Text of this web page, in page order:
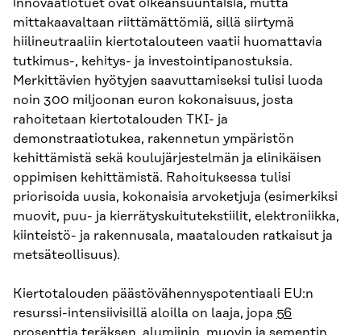
innovaatiotuet ovat oikeansuuntaisia, mutta
mittakaavaltaan riittämättömiä, sillä siirtymä
hiilineutraaliin kiertotalouteen vaatii huomattavia
tutkimus-, kehitys- ja investointipanostuksia.
Merkittävien hyötyjen saavuttamiseksi tulisi luoda
noin 300 miljoonan euron kokonaisuus, josta
rahoitetaan kiertotalouden TKI- ja
demonstraatiotukea, rakennetun ympäristön
kehittämistä sekä koulujärjestelmän ja elinikäisen
oppimisen kehittämistä. Rahoituksessa tulisi
priorisoida uusia, kokonaisia arvoketjuja (esimerkiksi
muovit, puu- ja kierrätyskuitutekstiilit, elektroniikka,
kiinteistö- ja rakennusala, maatalouden ratkaisut ja
metsäteollisuus).
Kiertotalouden päästövähennyspotentiaali EU:n
resurssi-intensiivisillä aloilla on laaja, jopa 56